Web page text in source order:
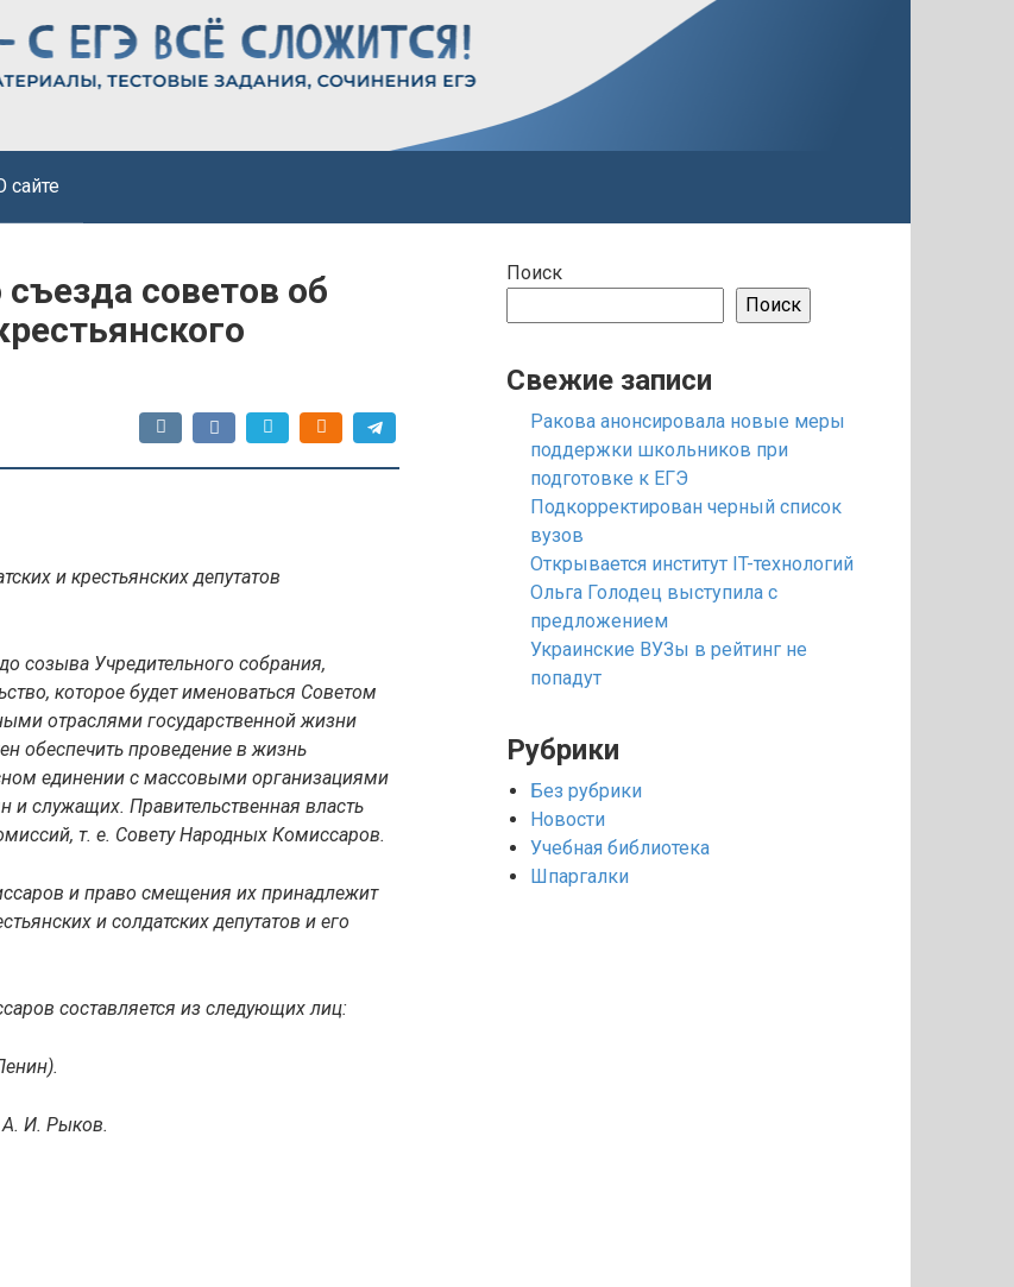
сайте
советов об
и крестьянских депутатов
созыва Учредительного собрания,
которое будет именоваться Советом
отраслями государственной жизни
обеспечить проведение в жизнь
единении с массовыми организациями
и служащих. Правительственная власть
т. е. Совету Народных Комиссаров.
и право смещения их принадлежит
и солдатских депутатов и его
составляется из следующих лиц:
И. Рыков.
Поиск
Поиск
Свежие записи
Ракова анонсировала новые меры
поддержки школьников при
подготовке к ЕГЭ
Подкорректирован черный список
вузов
Открывается институт IT-технологий
Ольга Голодец выступила с
предложением
Украинские ВУЗы в рейтинг не
попадут
Рубрики
Без рубрики
Новости
Учебная библиотека
Шпаргалки